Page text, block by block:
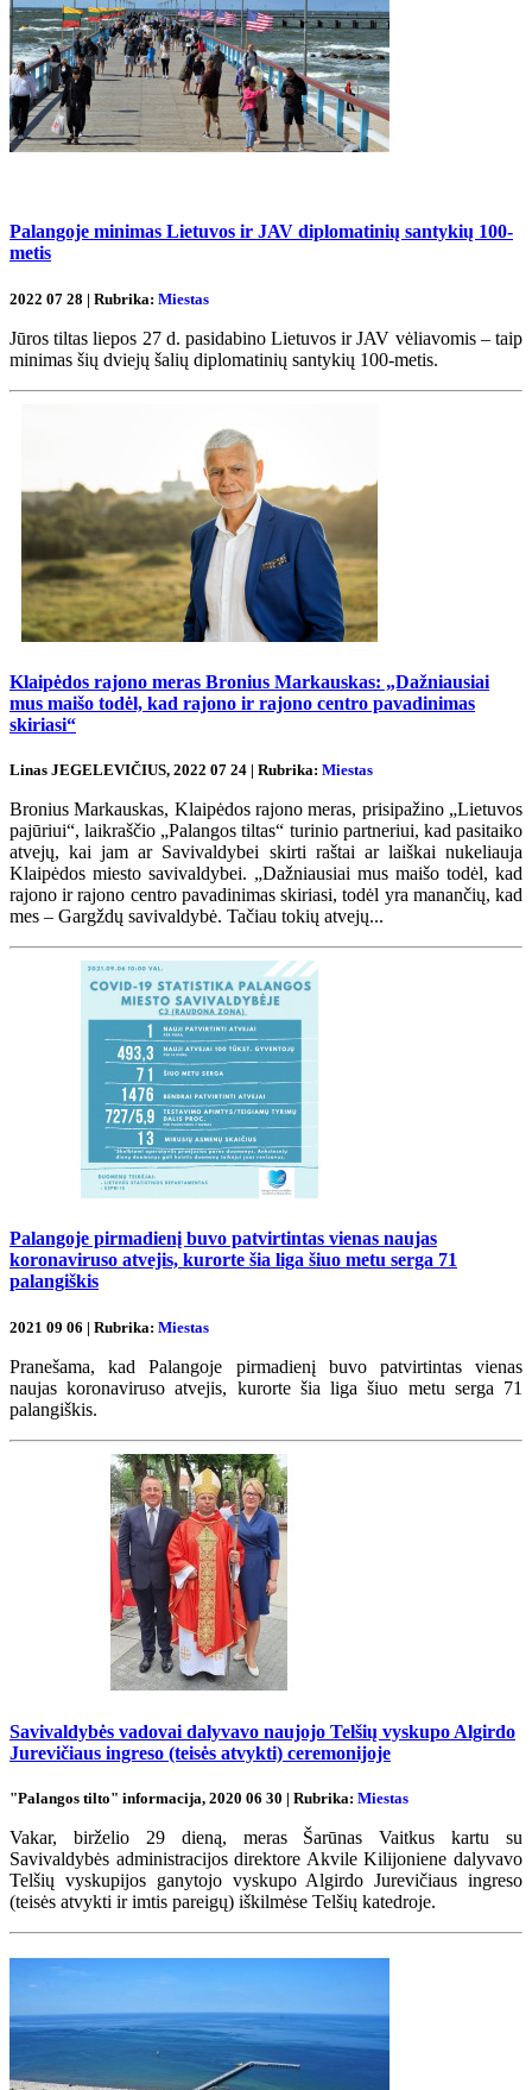
Palangoje minimas Lietuvos ir JAV diplomatinių santykių 100-
metis
2022 07 28 | Rubrika: Miestas
Jūros tiltas liepos 27 d. pasidabino Lietuvos ir JAV vėliavomis – taip
minimas šių dviejų šalių diplomatinių santykių 100-metis.
Klaipėdos rajono meras Bronius Markauskas: „Dažniausiai
mus maišo todėl, kad rajono ir rajono centro pavadinimas
skiriasi“
Linas JEGELEVIČIUS, 2022 07 24 | Rubrika: Miestas
Bronius Markauskas, Klaipėdos rajono meras, prisipažino „Lietuvos
pajūriui“, laikraščio „Palangos tiltas“ turinio partneriui, kad pasitaiko
atvejų, kai jam ar Savivaldybei skirti raštai ar laiškai nukeliauja
Klaipėdos miesto savivaldybei. „Dažniausiai mus maišo todėl, kad
rajono ir rajono centro pavadinimas skiriasi, todėl yra manančių, kad
mes – Gargždų savivaldybė. Tačiau tokių atvejų...
Palangoje pirmadienį buvo patvirtintas vienas naujas
koronaviruso atvejis, kurorte šia liga šiuo metu serga 71
palangiškis
2021 09 06 | Rubrika: Miestas
Pranešama, kad Palangoje pirmadienį buvo patvirtintas vienas
naujas koronaviruso atvejis, kurorte šia liga šiuo metu serga 71
palangiškis.
Savivaldybės vadovai dalyvavo naujojo Telšių vyskupo Algirdo
Jurevičiaus ingreso (teisės atvykti) ceremonijoje
"Palangos tilto" informacija, 2020 06 30 | Rubrika: Miestas
Vakar, birželio 29 dieną, meras Šarūnas Vaitkus kartu su
Savivaldybės administracijos direktore Akvile Kilijoniene dalyvavo
Telšių vyskupijos ganytojo vyskupo Algirdo Jurevičiaus ingreso
(teisės atvykti ir imtis pareigų) iškilmėse Telšių katedroje.